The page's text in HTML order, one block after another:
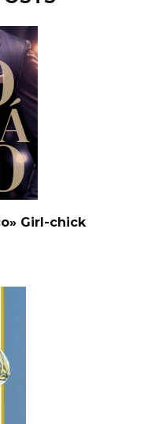
Girl-chick